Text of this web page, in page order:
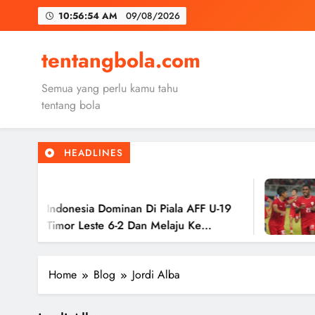
10:56:55 AM 09/08/2026
Malang
Malang
tentangbola.com
Semua yang perlu kamu tahu
tentang bola
HEADLINES
Indonesia Dominan Di Piala AFF U-19
Leste 6-2 Dan Melaju Ke
2
Ke
Home Blog Jordi Alba